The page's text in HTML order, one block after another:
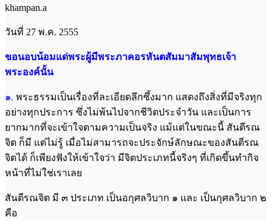
khampan.a
วันที่ 27 พ.ค. 2555
ขอนอบน้อมแด่พระผู้มีพระภาคอรหันตสัมมาสัมพุทธเจ้า
พระองค์นั้น
๑. พระธรรมเป็นเรื่องที่ละเอียดลึกซึ้งมาก แสดงถึงสิ่งที่มีจริงทุก
อย่างทุกประการ ซึ่งไม่พ้นไปจากชีวิตประจำวัน และเป็นการ
ยากมากที่จะเข้าใจตามความเป็นจริง แม้แต่ในขณะนี้ สันตีรณ
จิต ก็มี แต่ไม่รู้ เมื่อไม่สามารถจะประจักษ์ลักษณะของสันตีรณ
จิตได้ ก็เพียงฟังให้เข้าใจว่า มีจิตประเภทนี้จริงๆ ที่เกิดขึ้นทำกิจ
หน้าที่ไม่ใช่เราเลย
สันตีรณจิต มี ๓ ประเภท เป็นอกุศลวิบาก ๑ และ เป็นกุศลวิบาก ๒
คือ